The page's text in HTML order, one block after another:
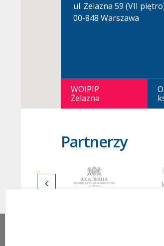
ul. Żelazna 59 (VII
00-848 Warszawa
WOIPIP
Żelazna
Partnerzy
Wszelkie Prawa